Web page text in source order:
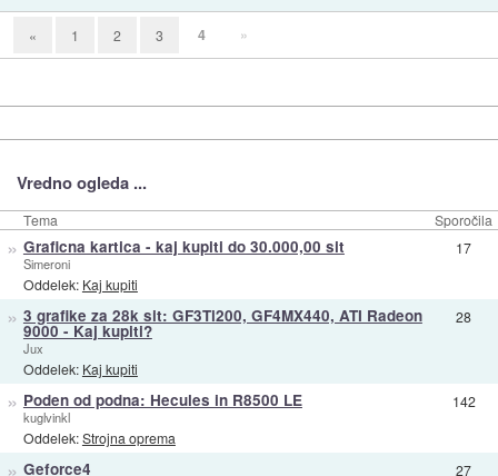
« 1 2 3 4 »
Vredno ogleda ...
Tema Sporočila
» Graficna kartica - kaj kupiti do 30.000,00 sit
Simeroni
Oddelek: Kaj kupiti
17
» 3 grafike za 28k sit: GF3Ti200, GF4MX440, ATI Radeon
9000 - Kaj kupiti?
Jux
Oddelek: Kaj kupiti
28
» Poden od podna: Hecules in R8500 LE
kuglvinkl
Oddelek:Strojna oprema
142
» Geforce4 27